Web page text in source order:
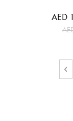
AED
الصفحة
حقيبة
التالي